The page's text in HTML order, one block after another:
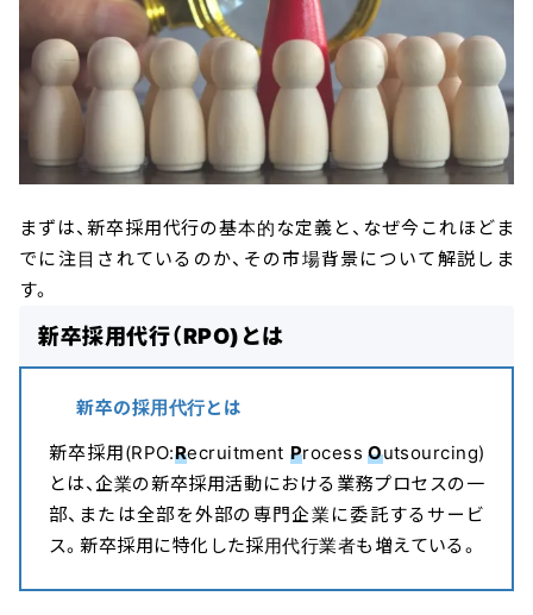
まずは、新卒採用代行の基本的な定義と、なぜ今これほどま
でに注目されているのか、その市場背景について解説しま
す。
新卒採用代行（RPO)とは
新卒の採用代行とは
新卒採用(RPO:Recruitment Process Outsourcing)
とは、企業の新卒採用活動における業務プロセスの一
部、または全部を外部の専門企業に委託するサービ
ス。新卒採用に特化した採用代行業者も増えている。